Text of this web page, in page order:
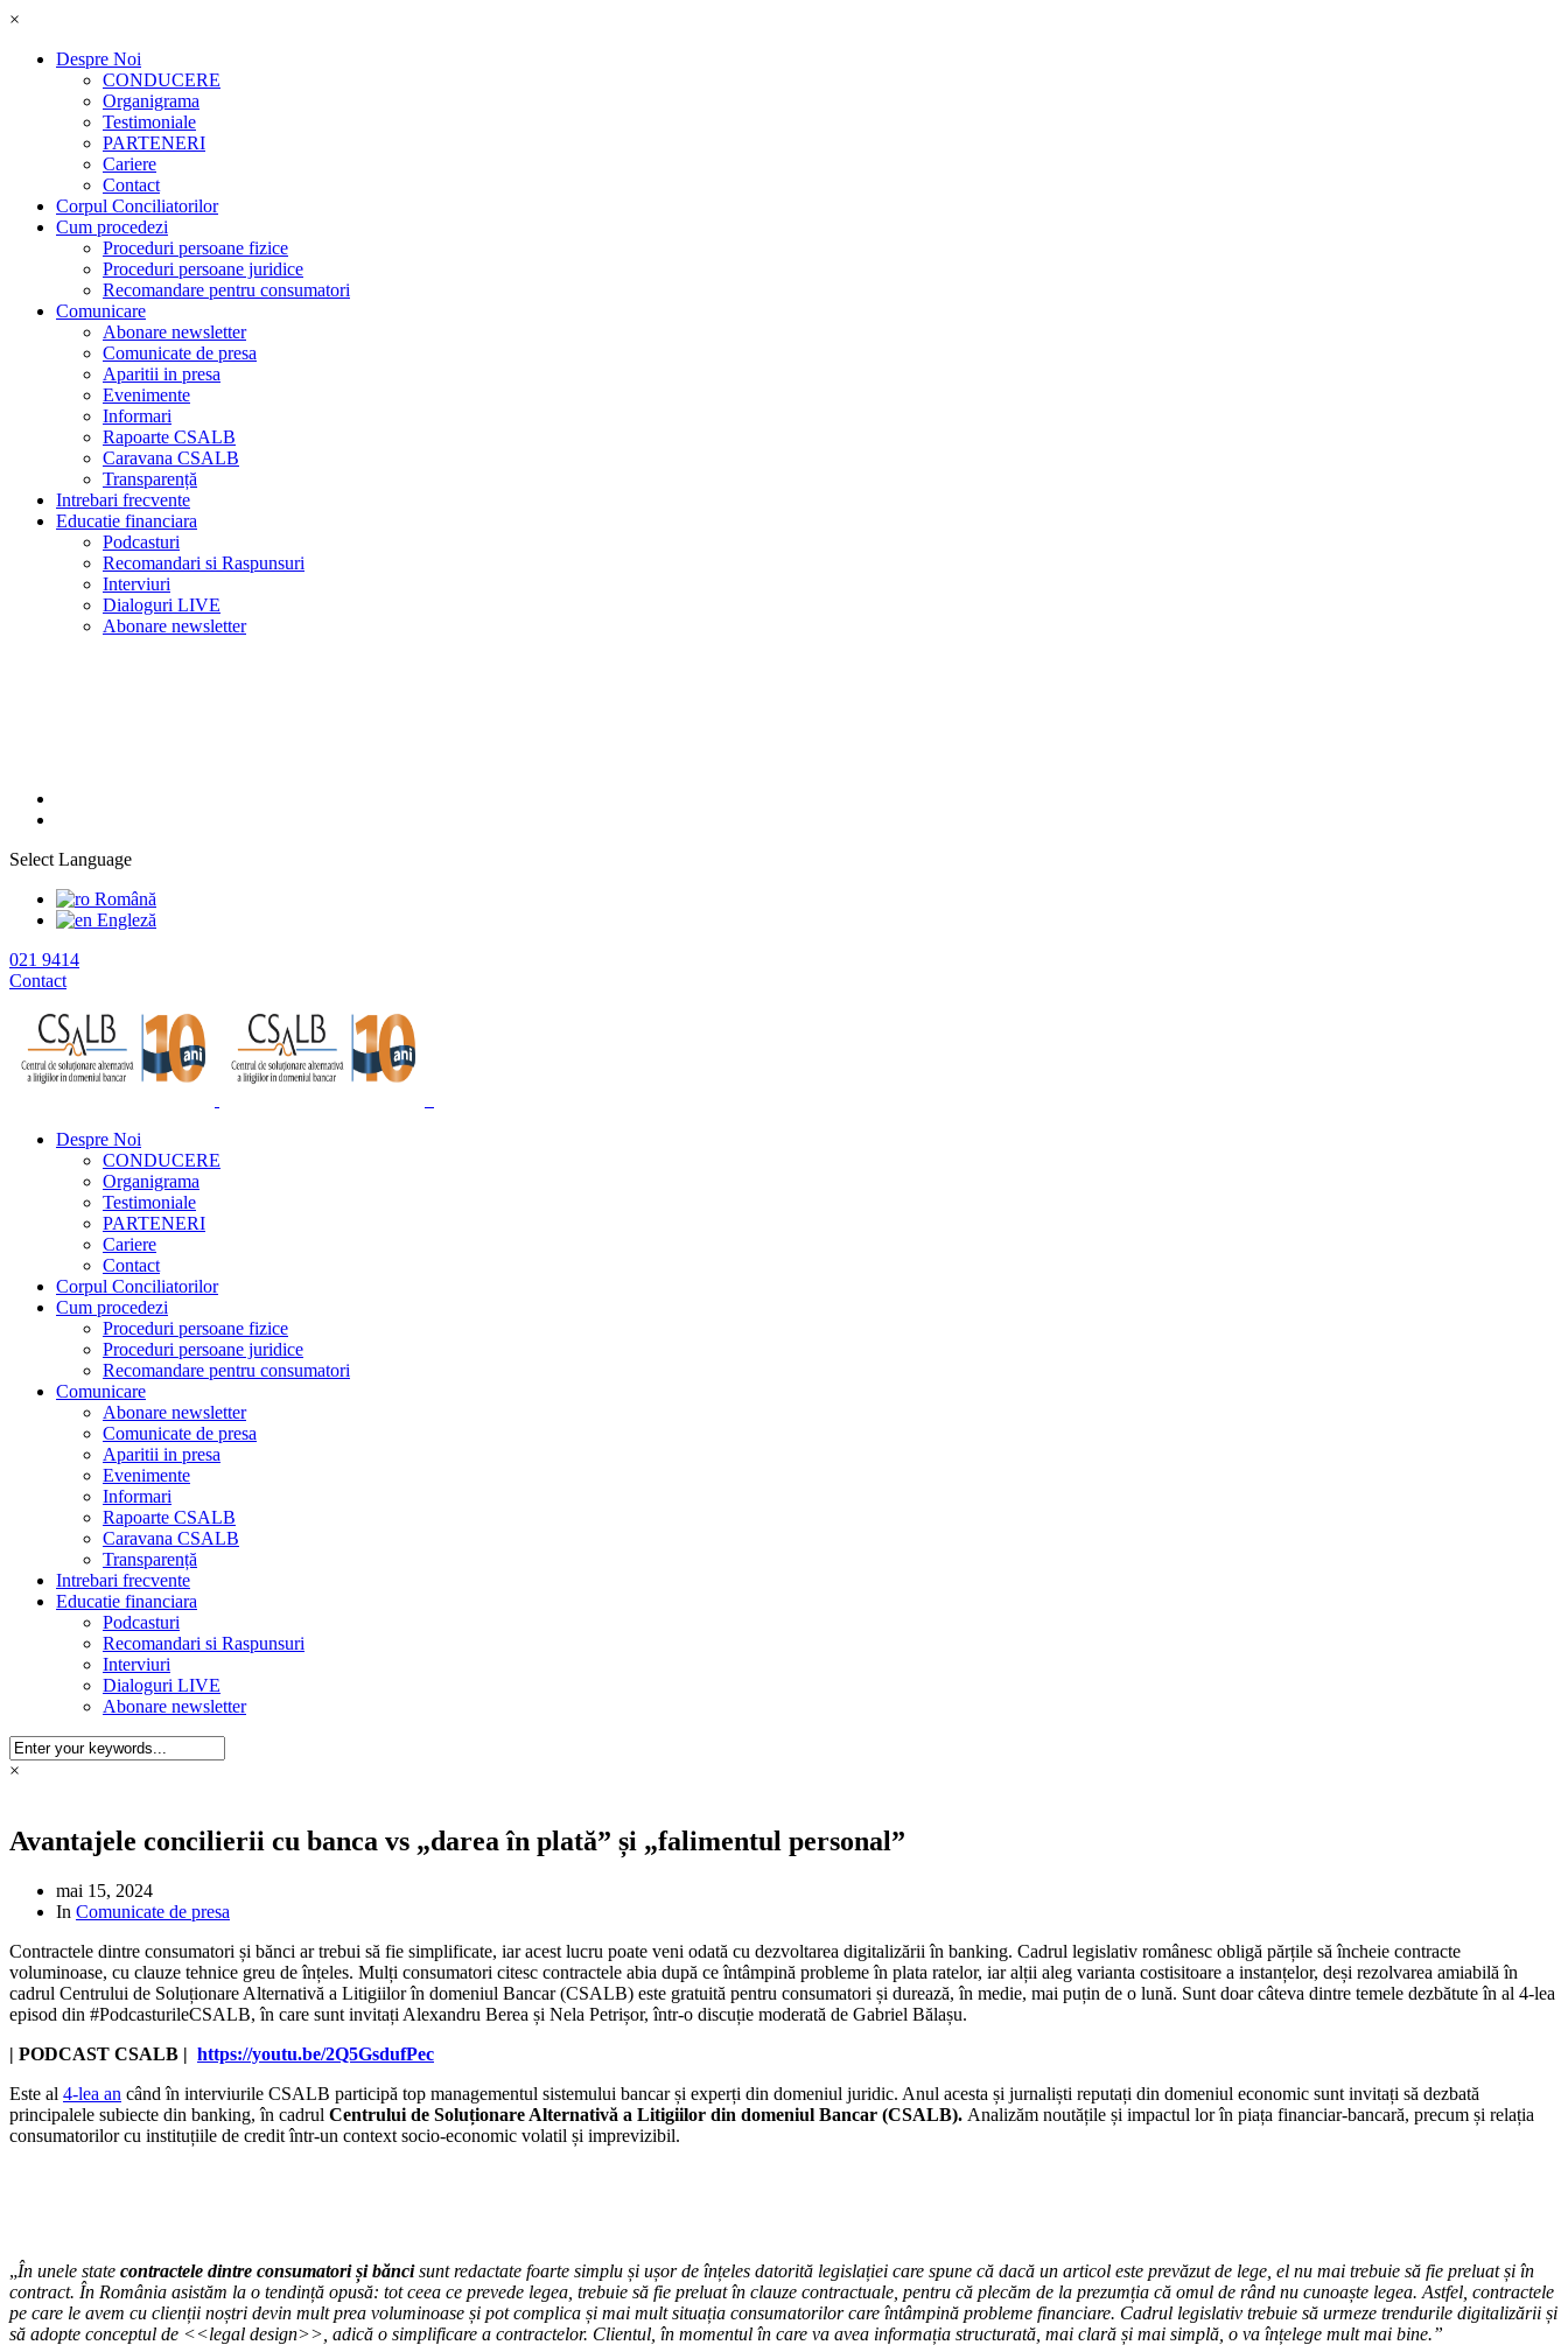
×
Despre Noi
CONDUCERE
Organigrama
Testimoniale
PARTENERI
Cariere
Contact
Corpul Conciliatorilor
Cum procedezi
Proceduri persoane fizice
Proceduri persoane juridice
Recomandare pentru consumatori
Comunicare
Abonare newsletter
Comunicate de presa
Aparitii in presa
Evenimente
Informari
Rapoarte CSALB
Caravana CSALB
Transparență
Intrebari frecvente
Educatie financiara
Podcasturi
Recomandari si Raspunsuri
Interviuri
Dialoguri LIVE
Abonare newsletter
Select Language
Română
Engleză
021 9414
Contact
Despre Noi
CONDUCERE
Organigrama
Testimoniale
PARTENERI
Cariere
Contact
Corpul Conciliatorilor
Cum procedezi
Proceduri persoane fizice
Proceduri persoane juridice
Recomandare pentru consumatori
Comunicare
Abonare newsletter
Comunicate de presa
Aparitii in presa
Evenimente
Informari
Rapoarte CSALB
Caravana CSALB
Transparență
Intrebari frecvente
Educatie financiara
Podcasturi
Recomandari si Raspunsuri
Interviuri
Dialoguri LIVE
Abonare newsletter
×
Avantajele concilierii cu banca vs „darea în plată” și „falimentul personal”
mai 15, 2024
In Comunicate de presa
Contractele dintre consumatori și bănci ar trebui să fie simplificate, iar acest lucru poate veni odată cu dezvoltarea digitalizării în banking. Cadrul legislativ românesc obligă părțile să încheie contracte
voluminoase, cu clauze tehnice greu de înțeles. Mulți consumatori citesc contractele abia după ce întâmpină probleme în plata ratelor, iar alții aleg varianta costisitoare a instanțelor, deși rezolvarea amiabilă în
cadrul Centrului de Soluționare Alternativă a Litigiilor în domeniul Bancar (CSALB) este gratuită pentru consumatori și durează, în medie, mai puțin de o lună. Sunt doar câteva dintre temele dezbătute în al 4-lea
episod din #PodcasturileCSALB, în care sunt invitați Alexandru Berea și Nela Petrișor, într-o discuție moderată de Gabriel Bălașu.
| PODCAST CSALB | https://youtu.be/2Q5GsdufPec
Este al 4-lea an când în interviurile CSALB participă top managementul sistemului bancar și experți din domeniul juridic. Anul acesta și jurnaliști reputați din domeniul economic sunt invitați să dezbată
principalele subiecte din banking, în cadrul Centrului de Soluționare Alternativă a Litigiilor din domeniul Bancar (CSALB). Analizăm noutățile și impactul lor în piața financiar-bancară, precum și relația
consumatorilor cu instituțiile de credit într-un context socio-economic volatil și imprevizibil.
„În unele state contractele dintre consumatori și băncisunt redactate foarte simplu și ușor de înțeles datorită legislației care spune că dacă un articol este prevăzut de lege, el nu mai trebuie să fie preluat și în
contract. În România asistăm la o tendință opusă: tot ceea ce prevede legea, trebuie să fie preluat în clauze contractuale, pentru că plecăm de la prezumția că omul de rând nu cunoaște legea. Astfel, contractele
pe care le avem cu clienții noștri devin mult prea voluminoase și pot complica și mai mult situația consumatorilor care întâmpină probleme financiare. Cadrul legislativ trebuie să urmeze trendurile digitalizării și
să adopte conceptul de <<legal design>>, adică o simplificare a contractelor. Clientul, în momentul în care va avea informația structurată, mai clară și mai simplă, o va înțelege mult mai bine.”